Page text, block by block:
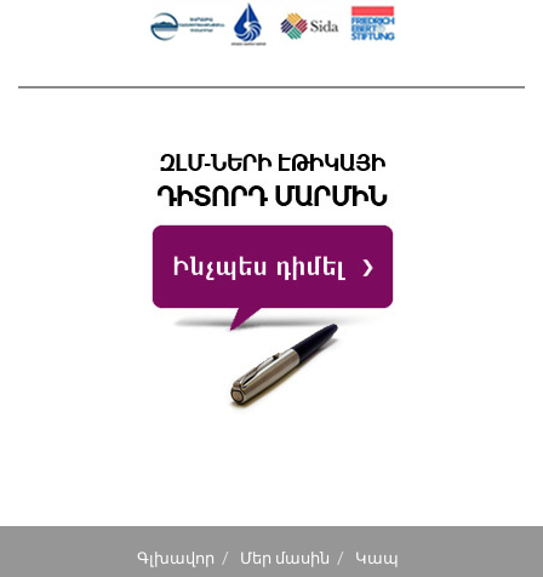
Գլխավոր Մեր մասին Կապ